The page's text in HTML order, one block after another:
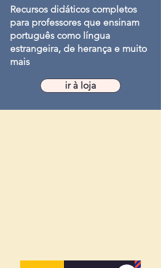
Recursos didáticos completos
para professores que ensinam
português como língua
estrangeira, de herança e muito
mais
ir à loja